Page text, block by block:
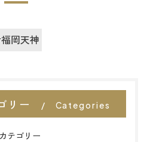
岡天神
リー Categories
テゴリー